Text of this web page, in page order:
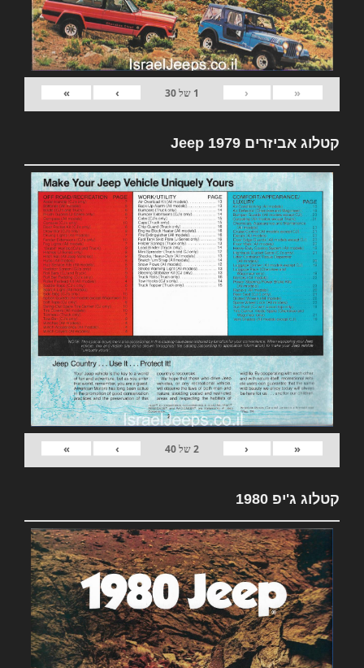
«
‹
1 של30
›
»
קטלוג אביזרים 1979 Jeep
«
‹
2של40
›
»
קטלוג ג'יפ 1980